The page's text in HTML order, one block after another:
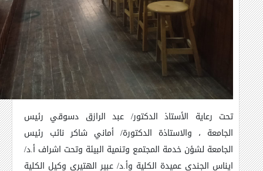
تحت رعاية الأستاذ الدكتور/ عبد الرازق دسوقي رئيس
الجامعة ، والاستاذة الدكتورة/ أماني شاكر نائب رئيس
الجامعة لشؤن خدمة المجتمع وتنمية البيئة وتحت اشراف أ.د/
ايناس الجندي عميدة الكلية وأ.د/ عبير الهتيري وكيل الكلية